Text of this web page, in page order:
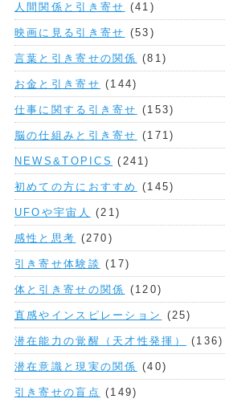
人間関係と引き寄せ (41)
映画に見る引き寄せ (53)
言葉と引き寄せの関係 (81)
お金と引き寄せ (144)
仕事に関する引き寄せ (153)
脳の仕組みと引き寄せ (171)
NEWS&TOPICS (241)
初めての方におすすめ (145)
UFOや宇宙人 (21)
感性と思考 (270)
引き寄せ体験談 (17)
体と引き寄せの関係 (120)
直感やインスピレーション (25)
潜在能力の覚醒（天才性発揮） (136)
潜在意識と現実の関係 (40)
引き寄せの盲点 (149)